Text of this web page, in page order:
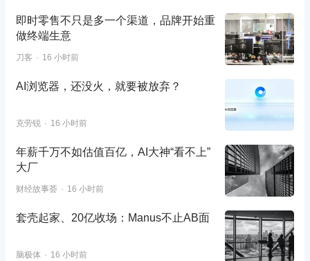
即时零售不只是多一个渠道，品牌开始重
做终端生意
刀客 16 小时前
AI浏览器，还没火，就要被放弃？
克劳锐 16 小时前
年薪千万不如估值百亿，AI大神“看不上”
大厂
财经故事荟 16 小时前
套壳起家、20亿收场：Manus不止AB面
脑极体 16 小时前